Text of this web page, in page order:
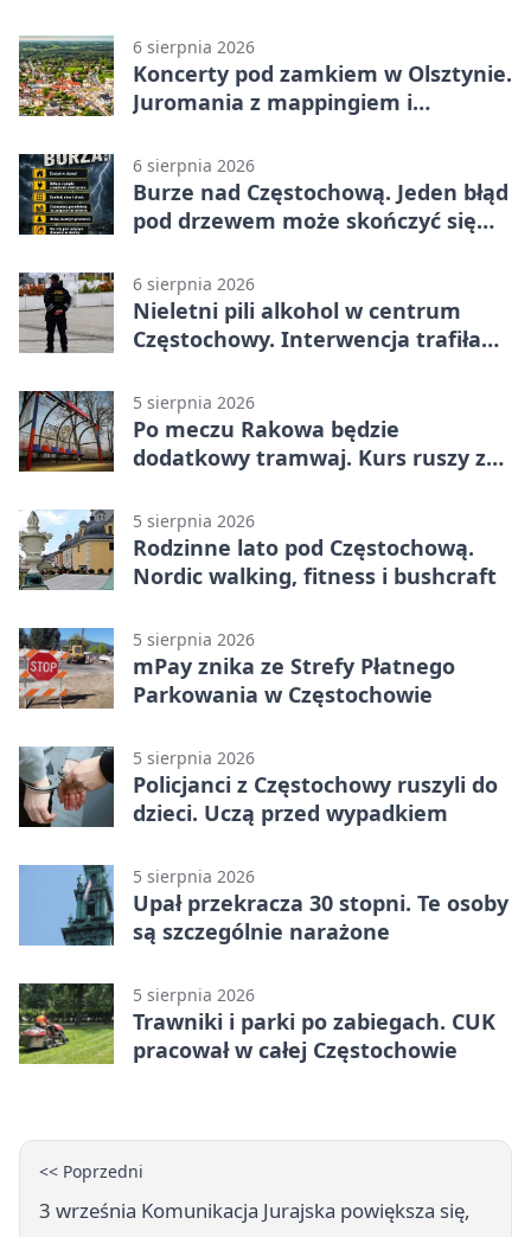
6 sierpnia 2026
Koncerty pod zamkiem w Olsztynie.
Juromania z mappingiem i
6 sierpnia 2026
Burze nad Częstochową. Jeden błąd
pod drzewem może skończyć się
6 sierpnia 2026
Nieletni pili alkohol w centrum
Częstochowy. Interwencja trafiła
5 sierpnia 2026
Po meczu Rakowa będzie
dodatkowy tramwaj. Kurs ruszy ze
5 sierpnia 2026
Rodzinne lato pod Częstochową.
Nordic walking, fitness i bushcraft
5 sierpnia 2026
mPay znika ze Strefy Płatnego
Parkowania w Częstochowie
5 sierpnia 2026
Policjanci z Częstochowy ruszyli do
dzieci. Uczą przed wypadkiem
5 sierpnia 2026
Upał przekracza 30 stopni. Te osoby
są szczególnie narażone
5 sierpnia 2026
Trawniki i parki po zabiegach. CUK
pracował w całej Częstochowie
<< Poprzedni
3 września Komunikacja Jurajska powiększa się,